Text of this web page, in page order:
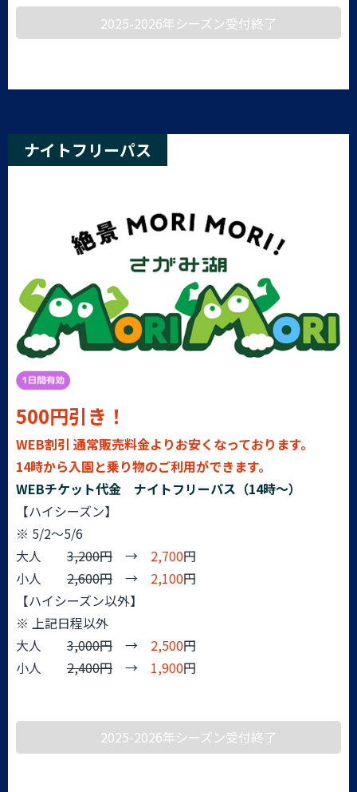
2025-2026年シーズン受付終了
ナイトフリーパス
500円引き！
WEB割引 通常販売料金よりお安くなっております。
14時から入園と乗り物のご利用ができます。
WEBチケット代金 ナイトフリーパス（14時～）
【ハイシーズン】
※ 5/2～5/6
大人 3,200円 → 2,700円
小人 2,600円 → 2,100円
【ハイシーズン以外】
※ 上記日程以外
大人 3,000円 → 2,500円
小人 2,400円 → 1,900円
2025-2026年シーズン受付終了